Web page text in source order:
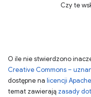
Czy te
O ile nie stwierdzono
Creative Commons –
dostępne na licencji
temat zawierają zasady